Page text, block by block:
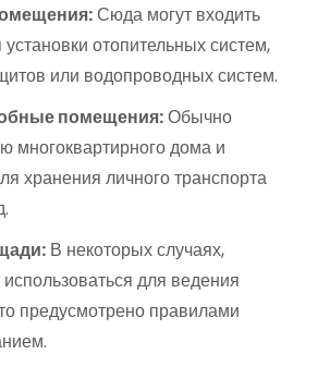
Сюда могут входить
отопительных систем,
или водопроводных систем.
помещения:Обычно
многоквартирного дома и
хранения личного транспорта
В некоторых случаях,
для ведения
предусмотрено правилами